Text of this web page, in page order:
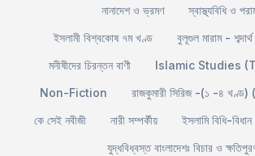
নানাদেশ ও ভ্রমণ
স্বাস্থ্যবিধি ও
ইসলামী বিশ্বকোষ ৭ম খণ্ড
বুলূগুল মারাম -
মনীষীদের চিরন্তন বাণী
Islamic Studies
Non-Fiction
রাজকুমারী সিরিজ -(১ -৪ খণ্ড)
কে সেই নবীজী
নারী সম্পর্কীয়
ইসলামি বিধি-
যুদ্ধবিধ্বস্ত বাংলাদেশঃ বিচার ও